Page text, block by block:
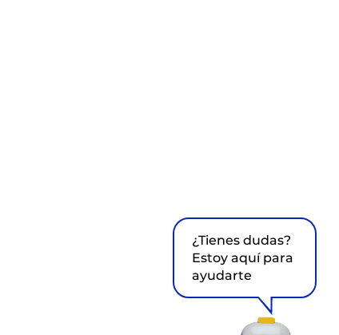
¿Tienes dudas?
Estoy aquí para
ayudarte